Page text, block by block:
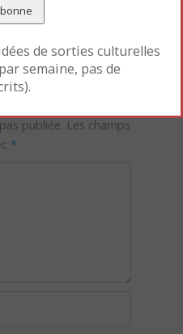
Kiki de Montparnasse
publiée. Les champs
*
de sorties culturelles
semaine, pas de